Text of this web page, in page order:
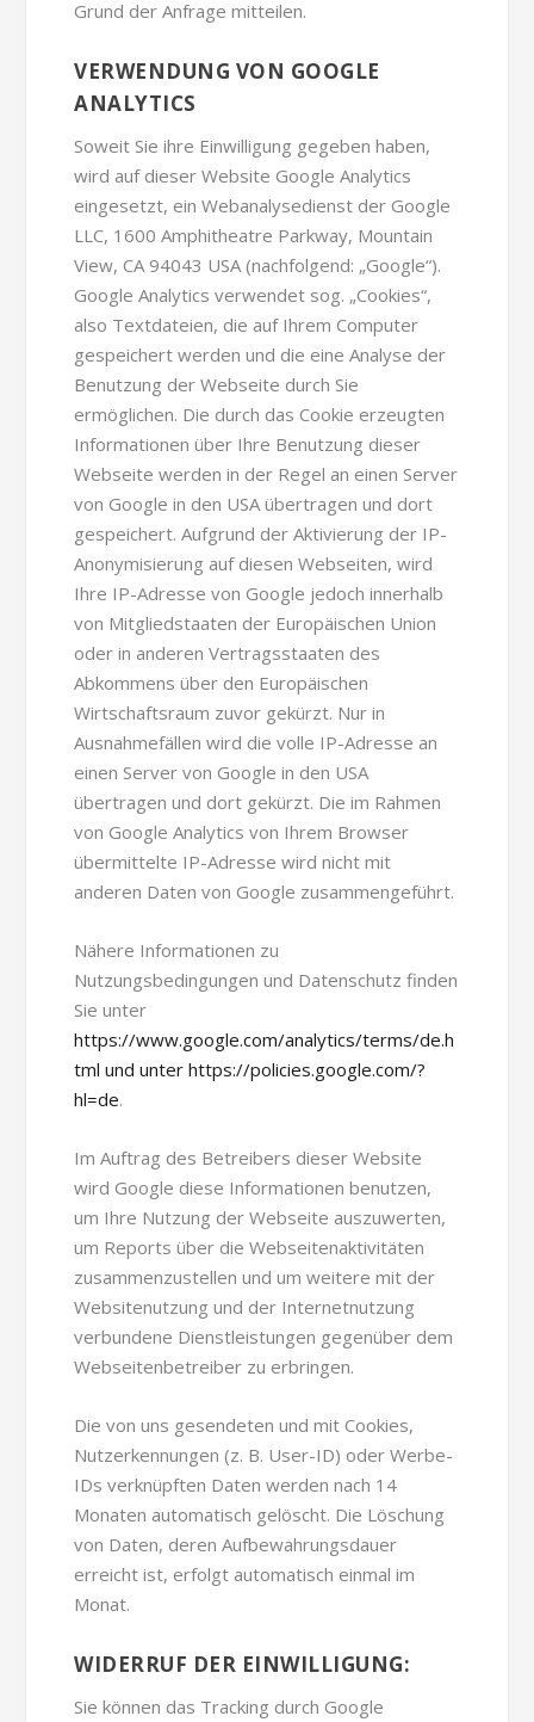
Grund der Anfrage mitteilen.
VERWENDUNG VON GOOGLE
ANALYTICS
Soweit Sie ihre Einwilligung gegeben haben,
wird auf dieser Website Google Analytics
eingesetzt, ein Webanalysedienst der Google
LLC, 1600 Amphitheatre Parkway, Mountain
View, CA 94043 USA (nachfolgend: „Google“).
Google Analytics verwendet sog. „Cookies“,
also Textdateien, die auf Ihrem Computer
gespeichert werden und die eine Analyse der
Benutzung der Webseite durch Sie
ermöglichen. Die durch das Cookie erzeugten
Informationen über Ihre Benutzung dieser
Webseite werden in der Regel an einen Server
von Google in den USA übertragen und dort
gespeichert. Aufgrund der Aktivierung der IP-
Anonymisierung auf diesen Webseiten, wird
Ihre IP-Adresse von Google jedoch innerhalb
von Mitgliedstaaten der Europäischen Union
oder in anderen Vertragsstaaten des
Abkommens über den Europäischen
Wirtschaftsraum zuvor gekürzt. Nur in
Ausnahmefällen wird die volle IP-Adresse an
einen Server von Google in den USA
übertragen und dort gekürzt. Die im Rahmen
von Google Analytics von Ihrem Browser
übermittelte IP-Adresse wird nicht mit
anderen Daten von Google zusammengeführt.
Nähere Informationen zu
Nutzungsbedingungen und Datenschutz finden
Sie unter
https://www.google.com/analytics/terms/de.h
tml und unter https://policies.google.com/?
hl=de.
Im Auftrag des Betreibers dieser Website
wird Google diese Informationen benutzen,
um Ihre Nutzung der Webseite auszuwerten,
um Reports über die Webseitenaktivitäten
zusammenzustellen und um weitere mit der
Websitenutzung und der Internetnutzung
verbundene Dienstleistungen gegenüber dem
Webseitenbetreiber zu erbringen.
Die von uns gesendeten und mit Cookies,
Nutzerkennungen (z. B. User-ID) oder Werbe-
IDs verknüpften Daten werden nach 14
Monaten automatisch gelöscht. Die Löschung
von Daten, deren Aufbewahrungsdauer
erreicht ist, erfolgt automatisch einmal im
Monat.
WIDERRUF DER EINWILLIGUNG:
Sie können das Tracking durch Google